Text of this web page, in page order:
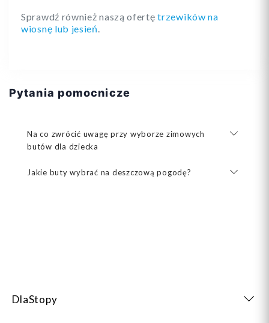
Sprawdź również naszą ofertętrzewików na
wiosnę lub jesień.
Pytania pomocnicze
Na co zwrócić uwagę przy wyborze zimowych
butów dla dziecka
Jakie buty wybrać na deszczową pogodę?
DlaStopy